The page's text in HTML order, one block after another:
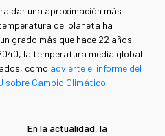
dar una aproximación más
del planeta ha
grado más que hace 22 años.
la temperatura media global
como advierte el informe del
sobre Cambio Climático.
En la actualidad, la